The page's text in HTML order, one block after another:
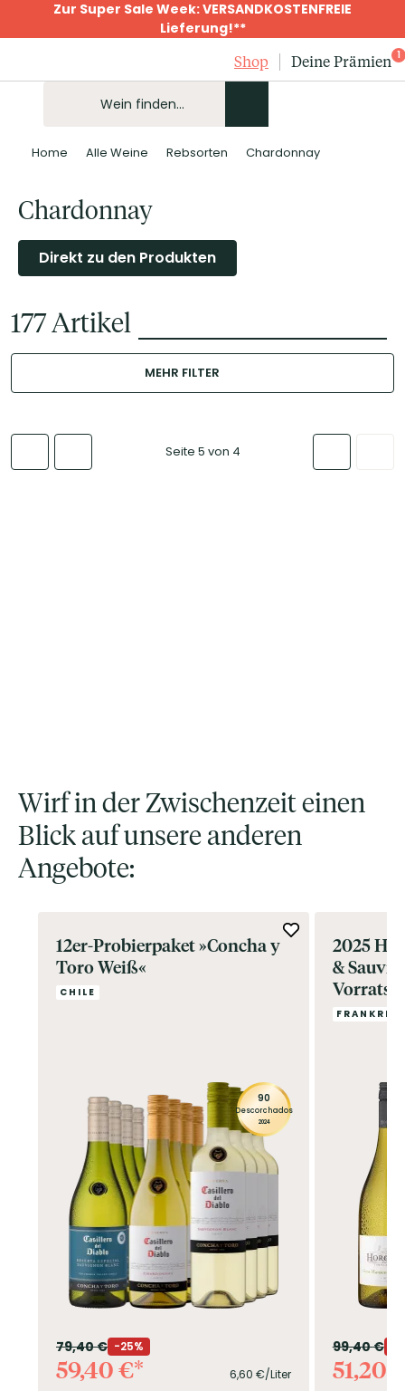
Zur Super Sale Week: VERSANDKOSTENFREIE
Lieferung!**
Shop
Deine Prämien 1
Home Alle Weine Rebsorten Chardonnay
Chardonnay
Direkt zu den Produkten
177Artikel
MEHR FILTER
Seite 5 von 4
Wirf in der Zwischenzeit einen
Blick auf unsere anderen
Angebote:
12er-Probierpaket »Concha y
Toro Weiß«
CHILE
90
Descorchados
2024
6,60 €/Liter
79,40€ 25%
59,40€
2025
&
99,40€
51,20